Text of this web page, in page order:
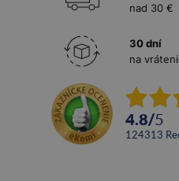
nad 30 €
30 dní
na
4.8/5
124313